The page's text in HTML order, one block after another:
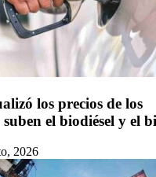
los precios de los
el biodiésel y el
2026